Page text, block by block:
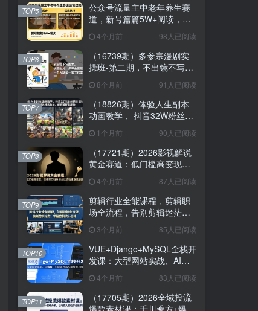
公众号流量主中老年养生赛
道，新号篇篇5W+阅读，新
4个月前 98人已阅读
TOP5
（16739期）多参宗漫剧实
操班-第二期，不出镜不写脚
现，一个人就是一家工作室
8个月前 91人已阅读
TOP6
（18826期）体验人生副本
动画教学， 抖音32W粉丝博
益，新赛道新涨粉快
1个月前 90人已阅读
TOP7
（17721期）2026影视解说
黄金赛道：低门槛高变现，
变现钥匙
4个月前 87人已阅读
TOP8
剪辑行业全能课程，剪辑职
场全流程，告别剪辑迷茫，
3个月前 85人已阅读
TOP9
VUE+Django+MySQL全栈开
发课：大型网站实战、AI编
程、前后端分离从零搭建上
线4个月前 83人已阅读
TOP10
（17705期）2026全域投流
TOP11